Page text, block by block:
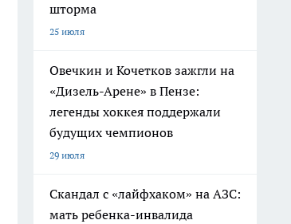
шторма
25 июля
Овечкин и Кочетков зажгли на
«Дизель-Арене» в Пензе:
легенды хоккея поддержали
будущих чемпионов
29 июля
Скандал с «лайфхаком» на АЗС:
мать ребенка-инвалида